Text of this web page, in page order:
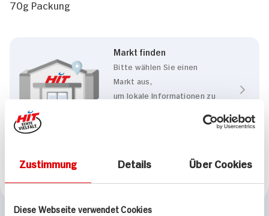
Zustimmung Details Über Cookies
Diese Webseite verwendet Cookies
70g Packung
Markt finden
Bitte wählen Sie einen
Markt aus,
um lokale Informationen zu